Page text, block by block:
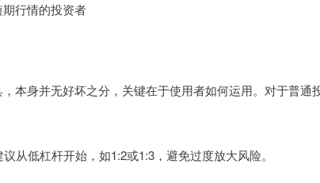
行情的投资者
本身并无好坏之分，关键在于使用者如何运用。对于普通
从低杠杆开始，如1:2或1:3，避免过度放大风险。